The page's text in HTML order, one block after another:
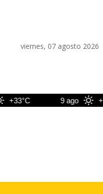
viernes, 07 agosto 2026
+33°C 9 ago